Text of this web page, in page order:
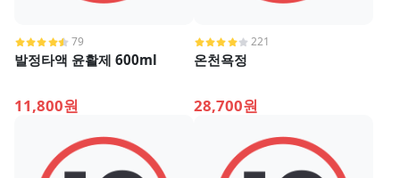
79
발정타액 윤활제 600ml
11,800원
221
온천욕정
28,700원